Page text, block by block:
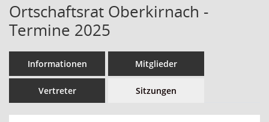
Ortschaftsrat Oberkirnach -
Termine 2025
Informationen Mitglieder
Vertreter Sitzungen